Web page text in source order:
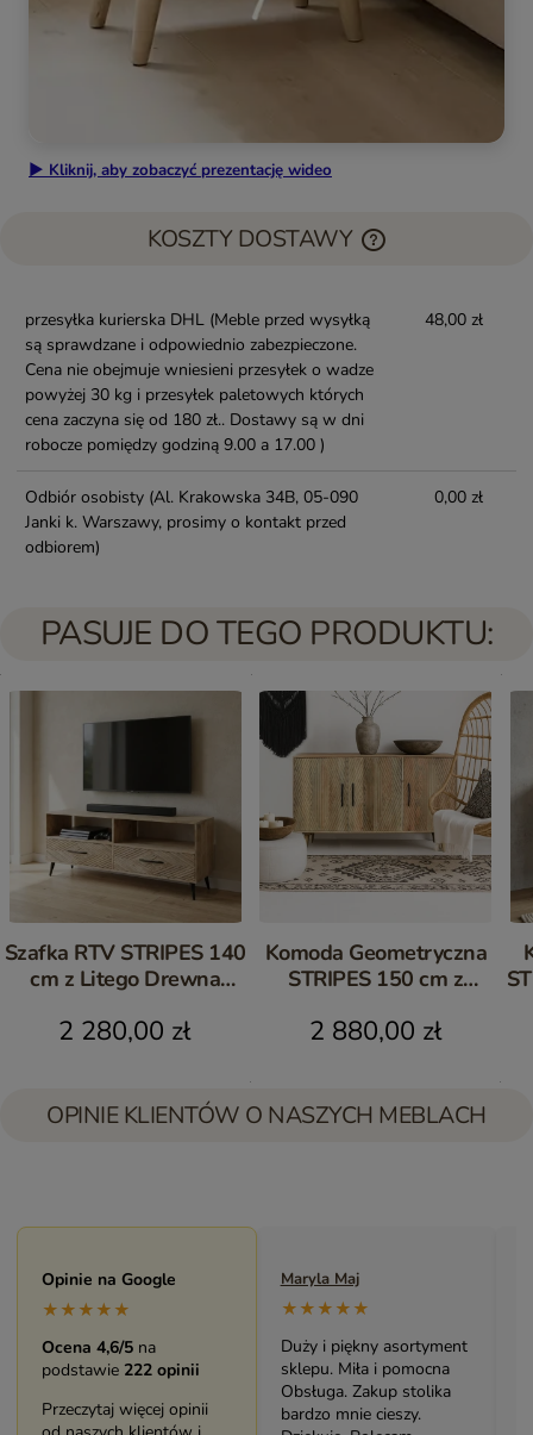
▶ Kliknij, aby zobaczyć prezentację wideo
KOSZTY DOSTAWY
przesyłka kurierska DHL (Meble przed wysyłką
są sprawdzane i odpowiednio zabezpieczone.
Cena nie obejmuje wniesieni przesyłek o wadze
powyżej 30 kg i przesyłek paletowych których
cena zaczyna się od 180 zł.. Dostawy są w dni
robocze pomiędzy godziną 9.00 a 17.00 )
48,00 zł
Odbiór osobisty (Al. Krakowska 34B, 05-090
Janki k. Warszawy, prosimy o kontakt przed
odbiorem)
0,00 zł
PASUJE DO TEGO PRODUKTU:
Szafka RTV STRIPES 140
cm z Litego Drewna
Boho
2 280,00 zł
Komoda Geometryczna
STRIPES 150 cm z
Indyjskie
2 880,00 zł
OPINIE KLIENTÓW O NASZYCH MEBLACH
Opinie na Google
★★★★★
Ocena 4,6/5 na
podstawie 222 opinii
Przeczytaj więcej opinii
Maryla Maj
★★★★★
Duży i piękny asortyment
sklepu. Miła i pomocna
bardzo mnie cieszy.
Monika Andrzejewska
★★★★★
Bardzo solidny, piękny
mebel (biblioteczka).
Świetny kontakt z
pracownikami sklepu.